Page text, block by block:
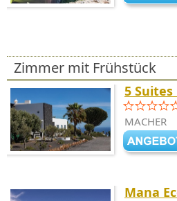
Zimmer mit Frühstück
5
MACHER
Mana